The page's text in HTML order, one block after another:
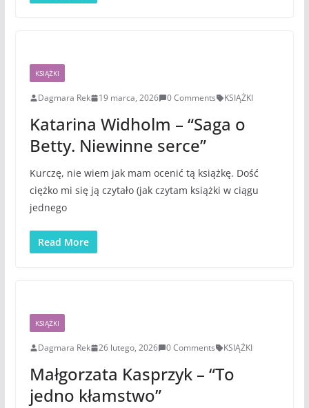
KSIĄŻKI
Dagmara Rek 19 marca, 2026 0 Comments KSIĄŻKI
Katarina Widholm – “Saga o
Betty. Niewinne serce”
Kurczę, nie wiem jak mam ocenić tą książkę. Dość
ciężko mi się ją czytało (jak czytam książki w ciągu
jednego
Read More
KSIĄŻKI
Dagmara Rek 26 lutego, 2026 0 Comments KSIĄŻKI
Małgorzata Kasprzyk – “To
jedno kłamstwo”